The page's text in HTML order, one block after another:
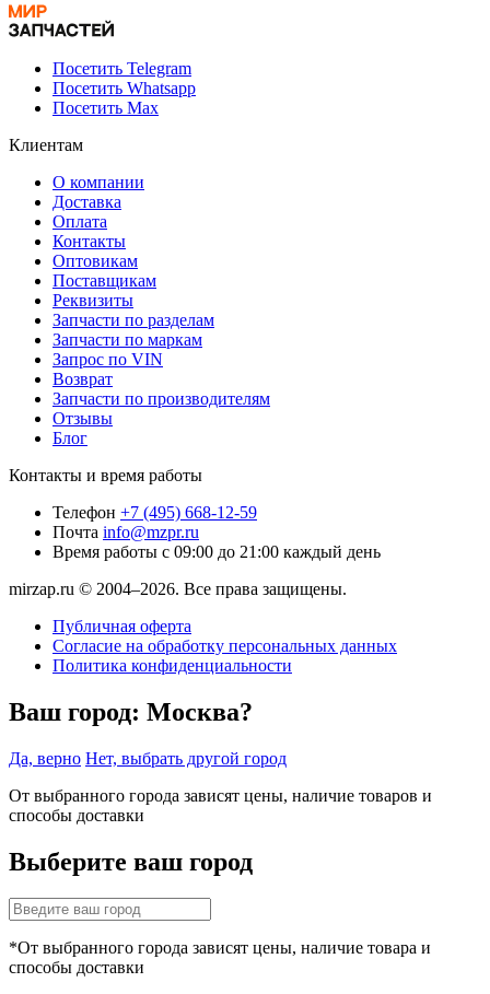
Посетить Telegram
Посетить Whatsapp
Посетить Max
Клиентам
О компании
Доставка
Оплата
Контакты
Оптовикам
Поставщикам
Реквизиты
Запчасти по разделам
Запчасти по маркам
Запрос по VIN
Возврат
Запчасти по производителям
Отзывы
Блог
Контакты и время работы
Телефон +7 (495) 668-12-59
Почта info@mzpr.ru
Время работы с 09:00 до 21:00 каждый день
mirzap.ru © 2004–2026. Все права защищены.
Публичная оферта
Согласие на обработку персональных данных
Политика конфиденциальности
Ваш город: Москва?
Да, верно Нет, выбрать другой город
От выбранного города зависят цены, наличие товаров и
способы доставки
Выберите ваш город
*От выбранного города зависят цены, наличие товара и
способы доставки